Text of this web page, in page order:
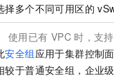
择多个不同可用区的
使用已有 VPC 时，支
安全组 应用于集群控制
较于普通安全组，企业